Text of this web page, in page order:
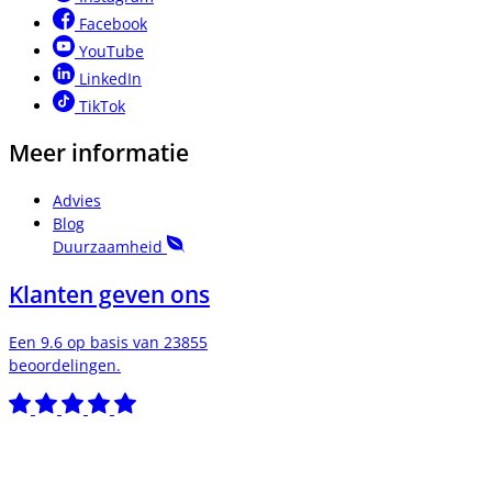
Facebook
YouTube
LinkedIn
TikTok
Meer informatie
Advies
Blog
Duurzaamheid
Klanten geven ons
Een 9.6 op basis van 23855
beoordelingen.